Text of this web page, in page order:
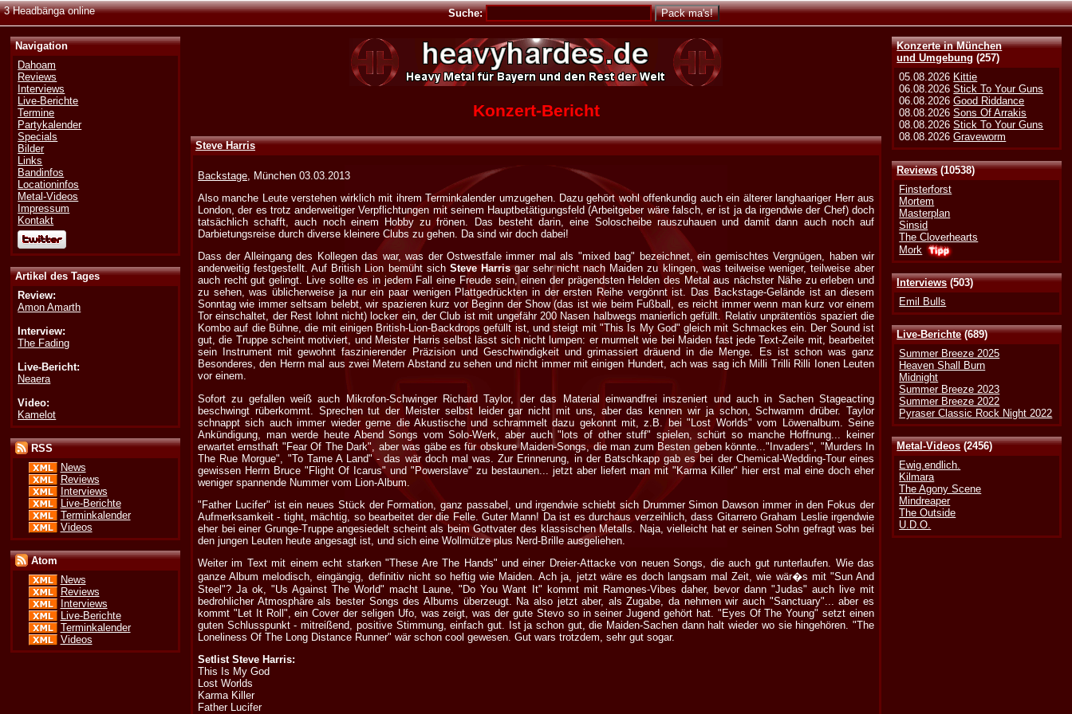
3 Headbänga online Suche:
Konzerte in München
und Umgebung (257)
05.08.2026 Kittie
06.08.2026Stick To Your Guns
06.08.2026Good Riddance
08.08.2026Sons Of Arrakis
08.08.2026Stick To Your Guns
08.08.2026Graveworm
Reviews(10538)
Finsterforst
Mortem
Masterplan
Sinsid
The Cloverhearts
Mork
Interviews(503)
Emil Bulls
Live-Berichte(689)
Summer Breeze 2025
Heaven Shall Burn
Midnight
Summer Breeze 2023
Summer Breeze 2022
Pyraser Classic Rock Night 2022
Metal-Videos(2456)
Ewig.endlich.
Kilmara
The Agony Scene
Mindreaper
The Outside
U.D.O.
Navigation
Dahoam
Reviews
Interviews
Live-Berichte
Termine
Partykalender
Specials
Bilder
Links
Bandinfos
Locationinfos
Metal-Videos
Impressum
Kontakt
Artikel des Tages
Review:
Amon Amarth
Interview:
The Fading
Live-Bericht:
Neaera
Video:
Kamelot
RSS
News
Reviews
Interviews
Live-Berichte
Terminkalender
Videos
Atom
News
Reviews
Interviews
Live-Berichte
Terminkalender
Videos
Konzert-Bericht
Steve Harris
Backstage , München 03.03.2013
Also manche Leute verstehen wirklich mit ihrem Terminkalender umzugehen. Dazu gehört wohl offenkundig auch ein älterer langhaariger Herr aus
London, der es trotz anderweitiger Verpflichtungen mit seinem Hauptbetätigungsfeld (Arbeitgeber wäre falsch, er ist ja da irgendwie der Chef) doch
tatsächlich schafft, auch noch einem Hobby zu frönen. Das besteht darin, eine Soloscheibe rauszuhauen und damit dann auch noch auf
Darbietungsreise durch diverse kleinere Clubs zu gehen. Da sind wir doch dabei!
Dass der Alleingang des Kollegen das war, was der Ostwestfale immer mal als "mixed bag" bezeichnet, ein gemischtes Vergnügen, haben wir
anderweitig festgestellt. Auf British Lion bemüht sich Steve Harrisgar sehr nicht nach Maiden zu klingen, was teilweise weniger, teilweise aber
auch recht gut gelingt. Live sollte es in jedem Fall eine Freude sein, einen der prägendsten Helden des Metal aus nächster Nähe zu erleben und
zu sehen, was üblicherweise ja nur ein paar wenigen Plattgedrückten in der ersten Reihe vergönnt ist. Das Backstage-Gelände ist an diesem
Sonntag wie immer seltsam belebt, wir spazieren kurz vor Beginn der Show (das ist wie beim Fußball, es reicht immer wenn man kurz vor einem
Tor einschaltet, der Rest lohnt nicht) locker ein, der Club ist mit ungefähr 200 Nasen halbwegs manierlich gefüllt. Relativ unprätentiös spaziert die
Kombo auf die Bühne, die mit einigen British-Lion-Backdrops gefüllt ist, und steigt mit "This Is My God" gleich mit Schmackes ein. Der Sound ist
gut, die Truppe scheint motiviert, und Meister Harris selbst lässt sich nicht lumpen: er murmelt wie bei Maiden fast jede Text-Zeile mit, bearbeitet
sein Instrument mit gewohnt faszinierender Präzision und Geschwindigkeit und grimassiert dräuend in die Menge. Es ist schon was ganz
Besonderes, den Herrn mal aus zwei Metern Abstand zu sehen und nicht immer mit einigen Hundert, ach was sag ich Milli Trilli Rilli Ionen Leuten
vor einem.
Sofort zu gefallen weiß auch Mikrofon-Schwinger Richard Taylor, der das Material einwandfrei inszeniert und auch in Sachen Stageacting
beschwingt rüberkommt. Sprechen tut der Meister selbst leider gar nicht mit uns, aber das kennen wir ja schon, Schwamm drüber. Taylor
schnappt sich auch immer wieder gerne die Akustische und schrammelt dazu gekonnt mit, z.B. bei "Lost Worlds" vom Löwenalbum. Seine
Ankündigung, man werde heute Abend Songs vom Solo-Werk, aber auch "lots of other stuff" spielen, schürt so manche Hoffnung... keiner
erwartet ernsthaft "Fear Of The Dark", aber was gäbe es für obskure Maiden-Songs, die man zum Besten geben könnte..."Invaders", "Murders In
The Rue Morgue", "To Tame A Land" - das wär doch mal was. Zur Erinnerung, in der Batschkapp gab es bei der Chemical-Wedding-Tour eines
gewissen Herrn Bruce "Flight Of Icarus" und "Powerslave" zu bestaunen... jetzt aber liefert man mit "Karma Killer" hier erst mal eine doch eher
weniger spannende Nummer vom Lion-Album.
"Father Lucifer" ist ein neues Stück der Formation, ganz passabel, und irgendwie schiebt sich Drummer Simon Dawson immer in den Fokus der
Aufmerksamkeit - tight, mächtig, so bearbeitet der die Felle. Guter Mann! Da ist es durchaus verzeihlich, dass Gitarrero Graham Leslie irgendwie
eher bei einer Grunge-Truppe angesiedelt scheint als beim Gottvater des klassischen Metalls. Naja, vielleicht hat er seinen Sohn gefragt was bei
den jungen Leuten heute angesagt ist, und sich eine Wollmütze plus Nerd-Brille ausgeliehen.
Weiter im Text mit einem echt starken "These Are The Hands" und einer Dreier-Attacke von neuen Songs, die auch gut runterlaufen. Wie das
ganze Album melodisch, eingängig, definitiv nicht so heftig wie Maiden. Ach ja, jetzt wäre es doch langsam mal Zeit, wie wär�s mit "Sun And
Steel"? Ja ok, "Us Against The World" macht Laune, "Do You Want It" kommt mit Ramones-Vibes daher, bevor dann "Judas" auch live mit
bedrohlicher Atmosphäre als bester Songs des Albums überzeugt. Na also jetzt aber, als Zugabe, da nehmen wir auch "Sanctuary"... aber es
kommt "Let It Roll", ein Cover der seligen Ufo, was zeigt, was der gute Stevo so in seiner Jugend gehört hat. "Eyes Of The Young" setzt einen
guten Schlusspunkt - mitreißend, positive Stimmung, einfach gut. Ist ja schon gut, die Maiden-Sachen dann halt wieder wo sie hingehören. "The
Loneliness Of The Long Distance Runner" wär schon cool gewesen. Gut wars trotzdem, sehr gut sogar.
Setlist Steve Harris:
This Is My God
Lost Worlds
Karma Killer
Father Lucifer